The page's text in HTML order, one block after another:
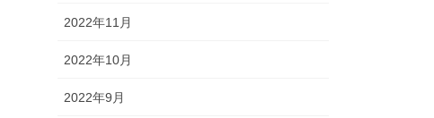
2022年11月
2022年10月
2022年9月